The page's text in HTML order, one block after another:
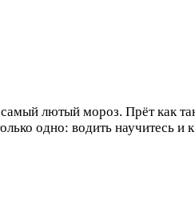
лютый мороз. Прёт как
одно: водить научитесь